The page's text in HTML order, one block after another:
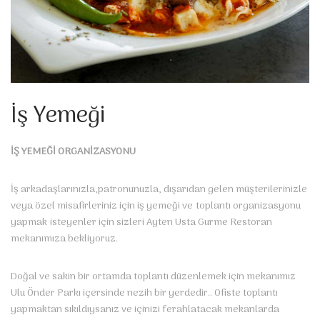
İş Yemeği
İŞ YEMEĞİ ORGANİZASYONU
İş arkadaşlarınızla,patronunuzla, dışarıdan gelen müşterilerinizle
veya özel misafirleriniz için iş yemeği ve toplantı organizasyonu
yapmak isteyenler için sizleri Ayten Usta Gurme Restoran
mekanımıza bekliyoruz.
Doğal ve sakin bir ortamda toplantı düzenlemek için mekanımız
Ulu Önder Parkı içersinde nezih bir yerdedir.. Ofiste toplantı
yapmaktan sıkıldıysanız ve içinizi ferahlatacak mekanlarda